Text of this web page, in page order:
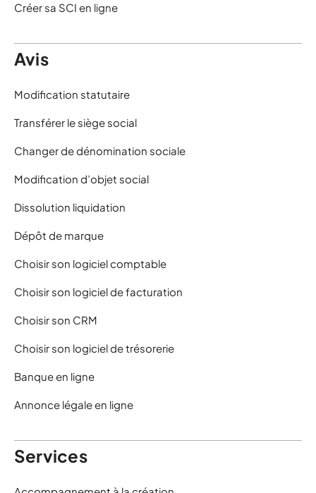
Créer sa SCI en ligne
Avis
Modification statutaire
Transférer le siège social
Changer de dénomination sociale
Modification d’objet social
Dissolution liquidation
Dépôt de marque
Choisir son logiciel comptable
Choisir son logiciel de facturation
Choisir son CRM
Choisir son logiciel de trésorerie
Banque en ligne
Annonce légale en ligne
Services